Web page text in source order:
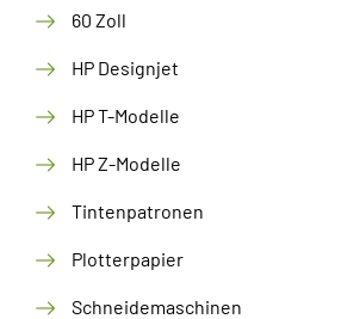
60 Zoll
HP Designjet
HP T-Modelle
HP Z-Modelle
Tintenpatronen
Plotterpapier
Schneidemaschinen